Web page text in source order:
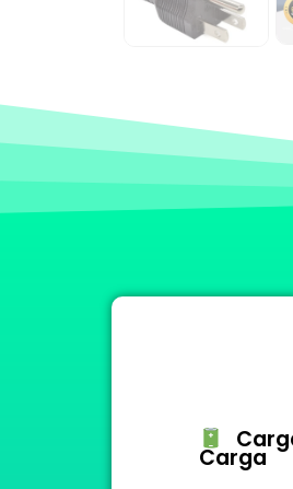
Carga